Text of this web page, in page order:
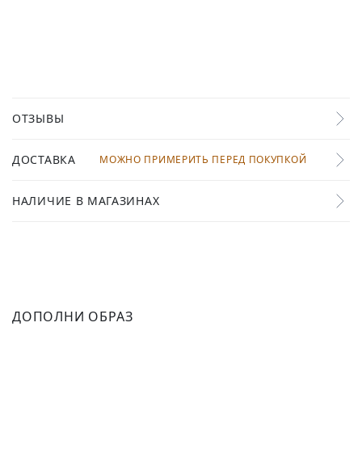
ОТЗЫВЫ
ДОСТАВКА МОЖНО ПРИМЕРИТЬ ПЕРЕД ПОКУПКОЙ
НАЛИЧИЕ В МАГАЗИНАХ
ДОПОЛНИ ОБРАЗ